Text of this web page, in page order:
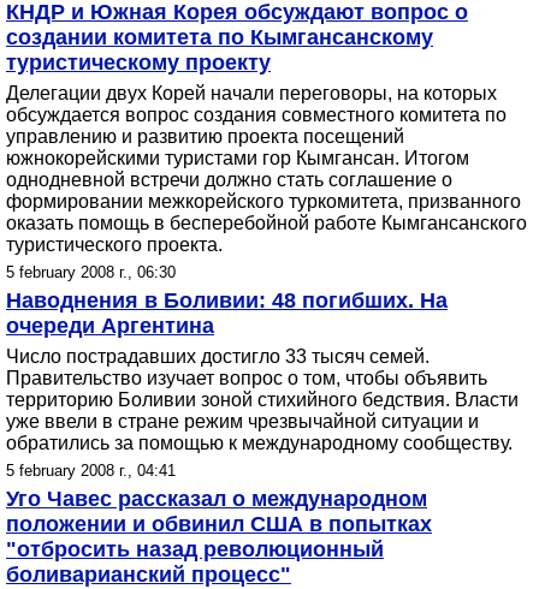
КНДР и Южная Корея обсуждают вопрос о
создании комитета по Кымгансанскому
туристическому проекту
Делегации двух Корей начали переговоры, на которых
обсуждается вопрос создания совместного комитета по
управлению и развитию проекта посещений
южнокорейскими туристами гор Кымгансан. Итогом
однодневной встречи должно стать соглашение о
формировании межкорейского туркомитета, призванного
оказать помощь в бесперебойной работе Кымгансанского
туристического проекта.
5 february 2008 г., 06:30
Наводнения в Боливии: 48 погибших. На
очереди Аргентина
Число пострадавших достигло 33 тысяч семей.
Правительство изучает вопрос о том, чтобы объявить
территорию Боливии зоной стихийного бедствия. Власти
уже ввели в стране режим чрезвычайной ситуации и
обратились за помощью к международному сообществу.
5 february 2008 г., 04:41
Уго Чавес рассказал о международном
положении и обвинил США в попытках
"отбросить назад революционный
боливарианский процесс"